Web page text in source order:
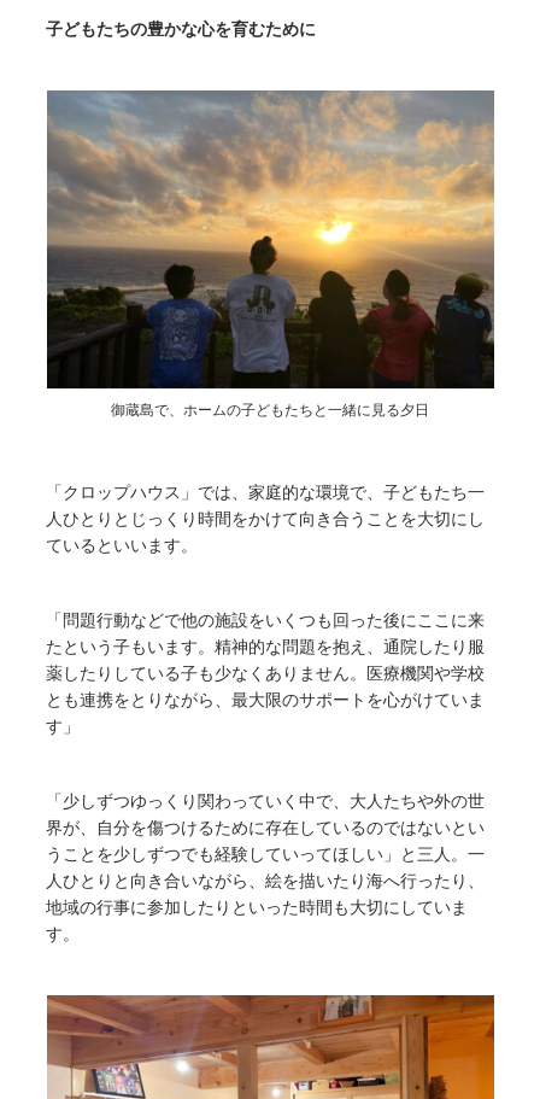
子どもたちの豊かな心を育むために
御蔵島で、ホームの子どもたちと一緒に見る夕日
「クロップハウス」では、家庭的な環境で、子どもたち一
人ひとりとじっくり時間をかけて向き合うことを大切にし
ているといいます。
「問題行動などで他の施設をいくつも回った後にここに来
たという子もいます。精神的な問題を抱え、通院したり服
薬したりしている子も少なくありません。医療機関や学校
とも連携をとりながら、最大限のサポートを心がけていま
す」
「少しずつゆっくり関わっていく中で、大人たちや外の世
界が、自分を傷つけるために存在しているのではないとい
うことを少しずつでも経験していってほしい」と三人。一
人ひとりと向き合いながら、絵を描いたり海へ行ったり、
地域の行事に参加したりといった時間も大切にしていま
す。